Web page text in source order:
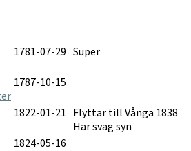
1781-07-29 Super
1787-10-15
1822-01-21 Flyttar till Vånga 1838
Har svag syn
1824-05-16